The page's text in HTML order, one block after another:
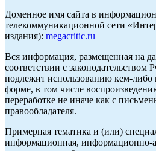
Доменное имя сайта в
телекоммуникационной сети
издания): megacritic.ru
Вся информация, размещенная на
соответствии с законодательством
подлежит использованию кем-
форме, в том числе
переработке не иначе как с
правообладателя.
Примерная тематика и (или)
информационная, информационно-